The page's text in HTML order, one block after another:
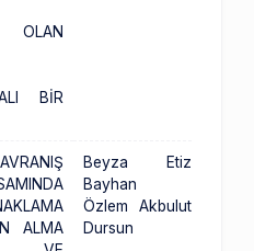
OLAN
BİR
ALMA
Beyza Etiz
Bayhan
Özlem Akbulut
Dursun